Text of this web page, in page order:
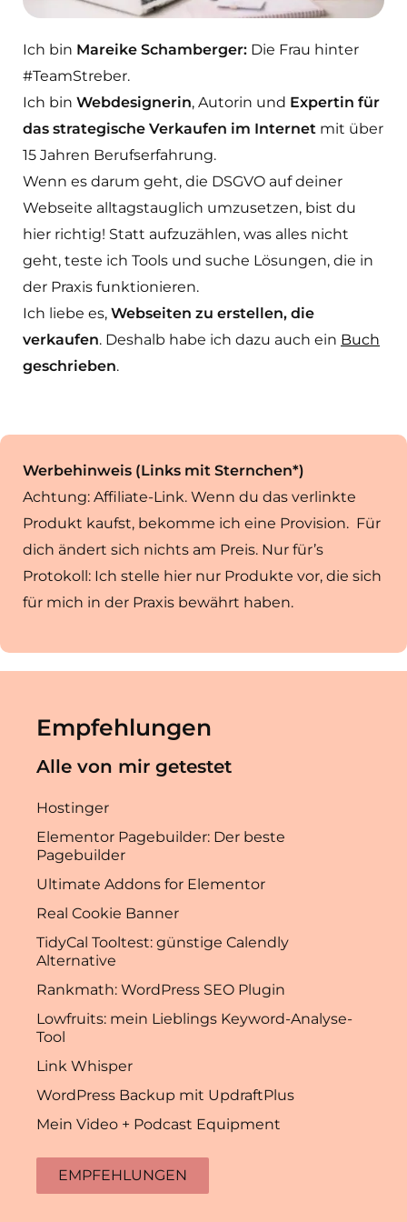
Ich bin Mareike Schamberger: Die Frau hinter
#TeamStreber.
Ich bin Webdesignerin, Autorin und Expertin für
das strategische Verkaufen im Internet mit über
15 Jahren Berufserfahrung.
Wenn es darum geht, die DSGVO auf deiner
Webseite alltagstauglich umzusetzen, bist du
hier richtig! Statt aufzuzählen, was alles nicht
geht, teste ich Tools und suche Lösungen, die in
der Praxis funktionieren.
Ich liebe es, Webseiten zu erstellen, die
verkaufen. Deshalb habe ich dazu auch ein Buch
geschrieben.
Werbehinweis (Links mit Sternchen*)
Achtung: Affiliate-Link. Wenn du das verlinkte
Produkt kaufst, bekomme ich eine Provision. Für
dich ändert sich nichts am Preis. Nur für’s
Protokoll: Ich stelle hier nur Produkte vor, die sich
für mich in der Praxis bewährt haben.
Empfehlungen
Alle von mir getestet
Hostinger
Elementor Pagebuilder: Der beste
Pagebuilder
Ultimate Addons for Elementor
Real Cookie Banner
TidyCal Tooltest: günstige Calendly
Alternative
Rankmath: WordPress SEO Plugin
Lowfruits: mein Lieblings Keyword-Analyse-
Tool
Link Whisper
WordPress Backup mit UpdraftPlus
Mein Video + Podcast Equipment
EMPFEHLUNGEN